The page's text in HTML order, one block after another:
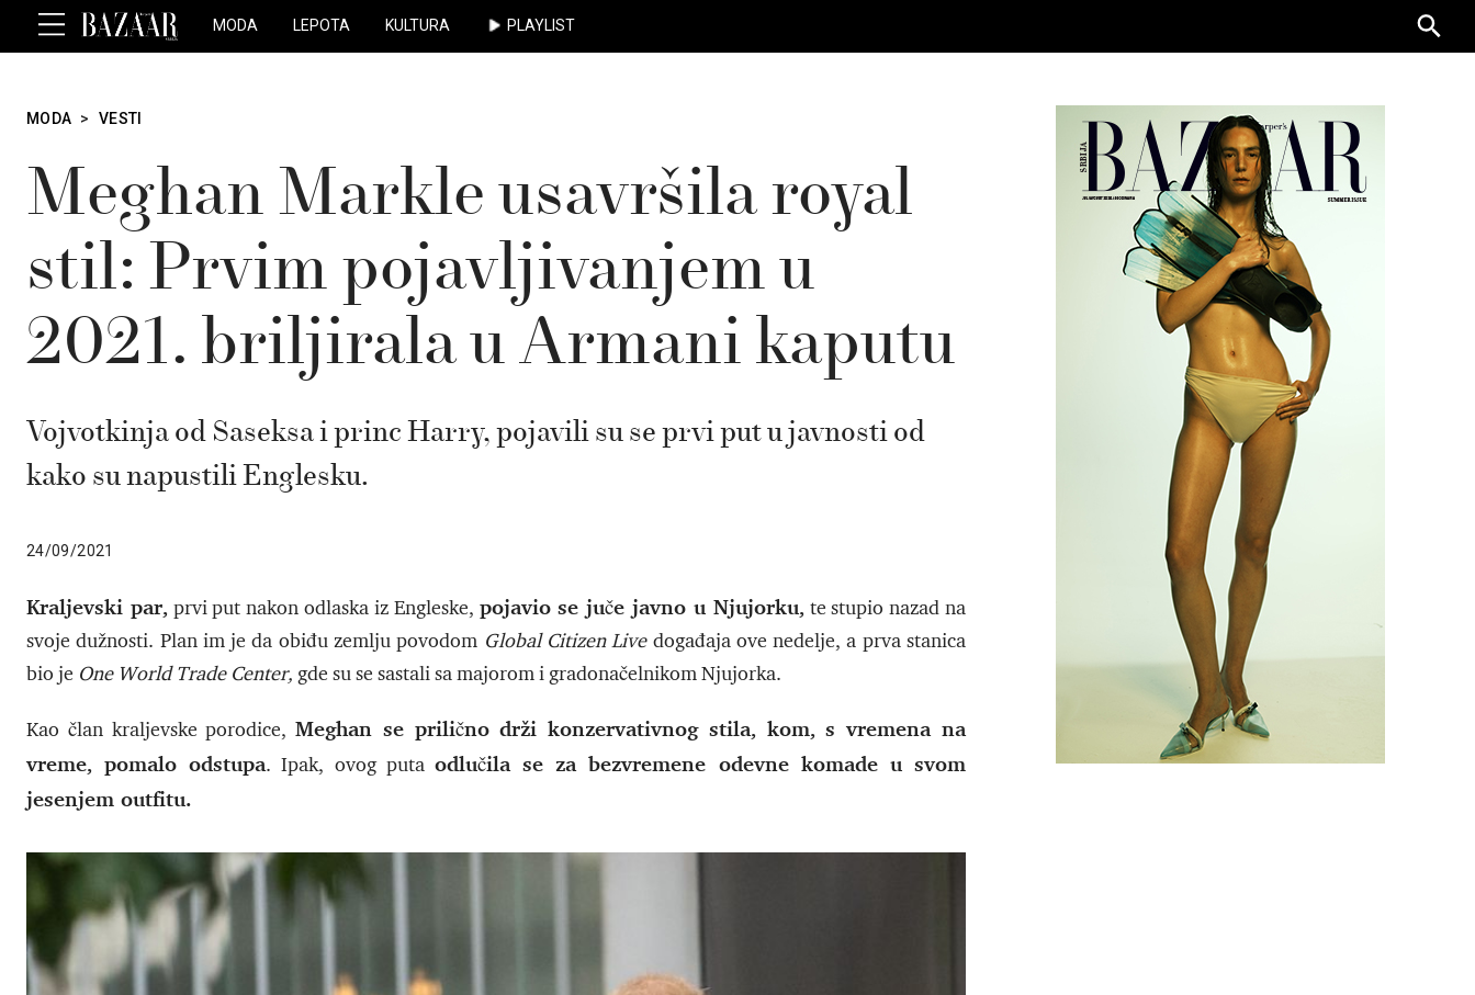
MODA LEPOTA KULTURA PLAYLIST
for:
MODA > VESTI
Meghan Markle usavršila royal
stil: Prvim pojavljivanjem u
2021. briljirala u Armani kaputu
Vojvotkinja od Saseksa i princ Harry, pojavili su se prvi put u javnosti od
kako su napustili Englesku.
24/09/2021
Kraljevski par,prvi put nakon odlaska iz Engleske, pojavio se juče javno u Njujorku,te stupio nazad na
svoje dužnosti. Plan im je da obiđu zemlju povodom Global Citizen Livedogađaja ove nedelje, a prva stanica
bio je One World Trade Center, gde su se sastali sa majorom i gradonačelnikom Njujorka.
Kao član kraljevske porodice,Meghan se prilično drži konzervativnog stila, kom, s vremena na
vreme, pomalo odstupa. Ipak, ovog puta odlučila se za bezvremene odevne komade u svom
jesenjem outfitu.